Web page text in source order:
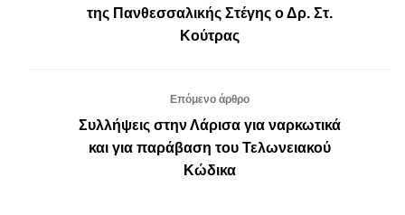
της Πανθεσσαλικής Στέγης ο Δρ. Στ.
Κούτρας
Επόμενο άρθρο
Συλλήψεις στην Λάρισα για ναρκωτικά
και για παράβαση του Τελωνειακού
Κώδικα